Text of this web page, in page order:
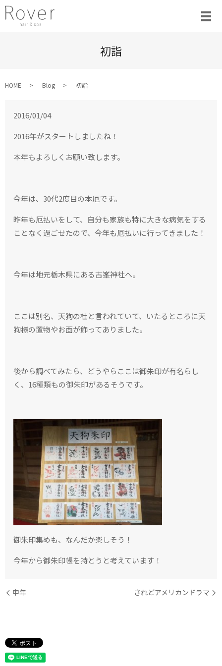
初詣
HOME Blog 初詣
2016/01/04
2016年がスタートしましたね！
本年もよろしくお願い致します。
今年は、30代2度目の本厄です。
昨年も厄払いをして、自分も家族も特に大きな病気をする
ことなく過ごせたので、今年も厄払いに行ってきました！
今年は地元栃木県にある古峯神社へ。
ここは別名、天狗の杜と言われていて、いたるところに天
狗様の置物やお面が飾ってありました。
後から調べてみたら、どうやらここは御朱印が有名らし
く、16種類もの御朱印があるそうです。
御朱印集めも、なんだか楽しそう！
今年から御朱印帳を持とうと考えています！
申年 されどアメリカンドラマ